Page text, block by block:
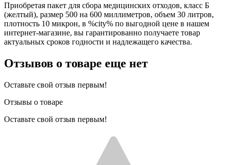
Приобретая пакет для сбора медицинских отходов, класс Б
(желтый), размер 500 на 600 миллиметров, объем 30 литров,
плотность 10 микрон, в %city% по выгодной цене в нашем
интернет-магазине, вы гарантированно получаете товар
актуальных сроков годности и надлежащего качества.
Отзывов о товаре еще нет
Оставьте свой отзыв первым!
Отзывы о товаре
Оставьте свой отзыв первым!